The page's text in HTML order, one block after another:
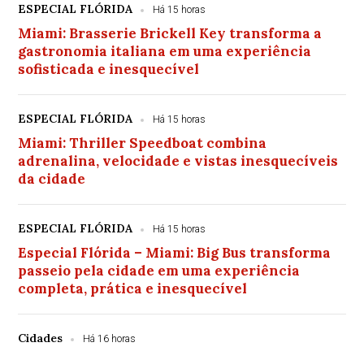
ESPECIAL FLÓRIDA Há 15 horas
Miami: Brasserie Brickell Key transforma a
gastronomia italiana em uma experiência
sofisticada e inesquecível
ESPECIAL FLÓRIDA Há 15 horas
Miami: Thriller Speedboat combina
adrenalina, velocidade e vistas inesquecíveis
da cidade
ESPECIAL FLÓRIDA Há 15 horas
Especial Flórida – Miami: Big Bus transforma
passeio pela cidade em uma experiência
completa, prática e inesquecível
Cidades Há 16 horas